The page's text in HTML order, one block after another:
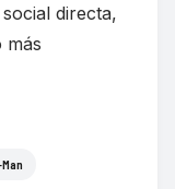
directa,
más